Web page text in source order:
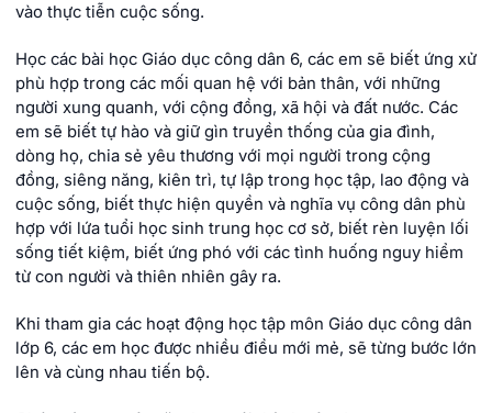
vào thực tiễn cuộc sống.
Học các bài học Giáo dục công dân 6, các em sẽ biết ứng xử
phù hợp trong các mối quan hệ với bản thân, với những
người xung quanh, với cộng đồng, xã hội và đất nước. Các
em sẽ biết tự hào và giữ gìn truyền thống của gia đình,
dòng họ, chia sẻ yêu thương với mọi người trong cộng
đồng, siêng năng, kiên trì, tự lập trong học tập, lao động và
cuộc sống, biết thực hiện quyền và nghĩa vụ công dân phù
hợp với lứa tuổi học sinh trung học cơ sở, biết rèn luyện lối
sống tiết kiệm, biết ứng phó với các tình huống nguy hiểm
từ con người và thiên nhiên gây ra.
Khi tham gia các hoạt động học tập môn Giáo dục công dân
lớp 6, các em học được nhiều điều mới mẻ, sẽ từng bước lớn
lên và cùng nhau tiến bộ.